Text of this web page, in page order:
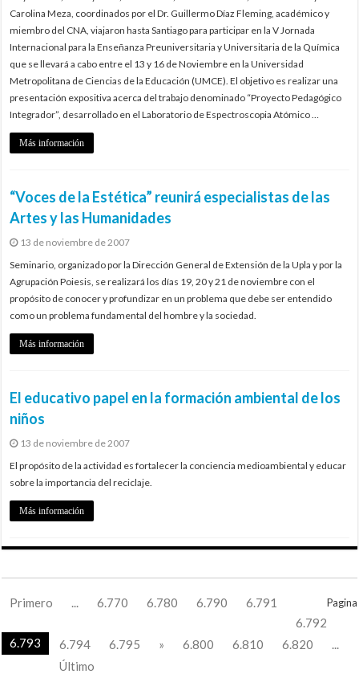
Carolina Meza, coordinados por el Dr. Guillermo Díaz Fleming, académico y
miembro del CNA, viajaron hasta Santiago para participar en la V Jornada
Internacional para la Enseñanza Preuniversitaria y Universitaria de la Química
que se llevará a cabo entre el 13 y 16 de Noviembre en la Universidad
Metropolitana de Ciencias de la Educación (UMCE). El objetivo es realizar una
presentación expositiva acerca del trabajo denominado “Proyecto Pedagógico
Integrador”, desarrollado en el Laboratorio de Espectroscopia Atómico …
Más información
“Voces de la Estética” reunirá especialistas de las
Artes y las Humanidades
13 de noviembre de 2007
Seminario, organizado por la Dirección General de Extensión de la Upla y por la
Agrupación Poiesis, se realizará los días 19, 20 y 21 de noviembre con el
propósito de conocer y profundizar en un problema que debe ser entendido
como un problema fundamental del hombre y la sociedad.
Más información
El educativo papel en la formación ambiental de los
niños
13 de noviembre de 2007
El propósito de la actividad es fortalecer la conciencia medioambiental y educar
sobre la importancia del reciclaje.
Más información
Pagina
Primero 6.770 6.780 6.790
6.791
6.792
6.793
6.794 6.795 » 6.800 6.810 6.820
Último